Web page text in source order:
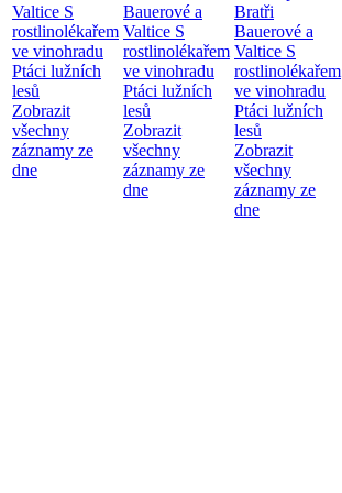
Valtice S
rostlinolékařem
ve vinohradu
Ptáci lužních
lesů
Zobrazit
všechny
záznamy ze
dne
Bauerové a
Valtice S
rostlinolékařem
ve vinohradu
Ptáci lužních
lesů
Zobrazit
všechny
záznamy ze
dne
Bratři
Bauerové a
Valtice S
rostlinolékařem
ve vinohradu
Ptáci lužních
lesů
Zobrazit
všechny
záznamy ze
dne